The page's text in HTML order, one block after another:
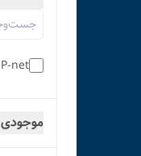
P-net
موجودی